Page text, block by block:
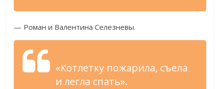
— Роман и Валентина Селезневы.
«Котлетку пожарила, съела
и легла спать».